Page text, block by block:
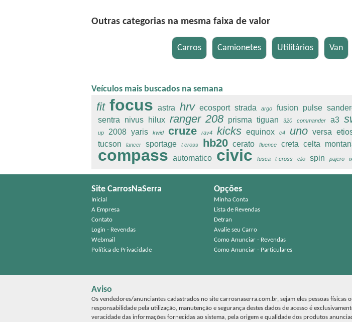
Outras categorias na mesma faixa de valor
Veículos mais buscados na semana
fit focus astra hrv ecosport strada argo fusion pulse
sentra nivus hilux ranger 208 prisma tiguan 320 commander a3
up 2008 yaris kwid cruze rav4 kicks equinox c4 uno versa
tucson
lancer sportage t cross hb20 cerato fluence creta celta
compass automatico civic fusca t-cross clio spin pajero
Site CarrosNaSerra
Inicial
A Empresa
Contato
Login - Revendas
Webmail
Política de Privacidade
Opções
Minha Conta
Lista de Revendas
Detran
Avalie seu Carro
Como Anunciar - Revendas
Como Anunciar - Particulares
Aviso
Os vendedores/anunciantes cadastrados no site carrosnaserra.com.br, sejam eles pessoas
responsabilidade pela utilização, manutenção e segurança destes dados de acesso é
veracidade das informações fornecidas ao sistema, pela origem e qualidade dos produtos